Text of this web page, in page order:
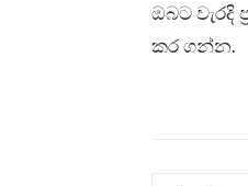
ඔබට
කර ගන්න.